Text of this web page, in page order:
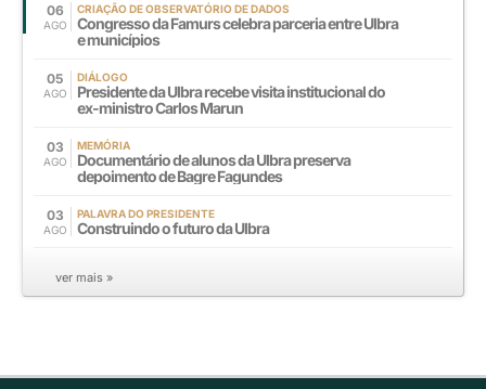
06
AGO
CRIAÇÃO DE OBSERVATÓRIO DE DADOS
Congresso da Famurs celebra parceria entre Ulbra
e municípios
05
AGO
DIÁLOGO
Presidente da Ulbra recebe visita institucional do
ex-ministro Carlos Marun
03
AGO
MEMÓRIA
Documentário de alunos da Ulbra preserva
depoimento de Bagre Fagundes
03
AGO
PALAVRA DO PRESIDENTE
Construindo o futuro da Ulbra
ver mais »